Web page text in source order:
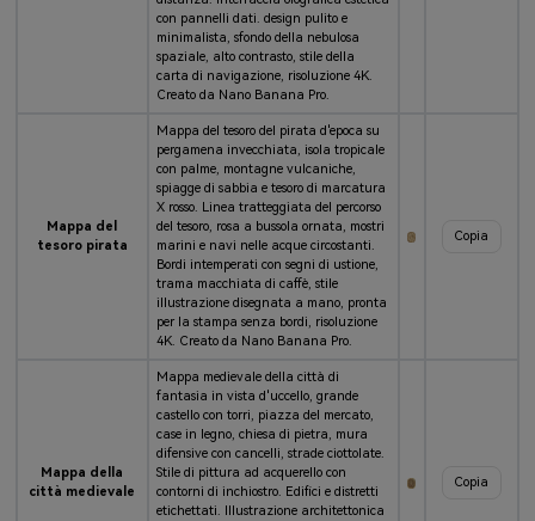
con pannelli dati. design pulito e
minimalista, sfondo della nebulosa
spaziale, alto contrasto, stile della
carta di navigazione, risoluzione 4K.
Creato da Nano Banana Pro.
Mappa del
tesoro pirata
Mappa del tesoro del pirata d'epoca su
pergamena invecchiata, isola tropicale
con palme, montagne vulcaniche,
spiagge di sabbia e tesoro di marcatura
X rosso. Linea tratteggiata del percorso
del tesoro, rosa a bussola ornata, mostri
marini e navi nelle acque circostanti.
Bordi intemperati con segni di ustione,
trama macchiata di caffè, stile
illustrazione disegnata a mano, pronta
per la stampa senza bordi, risoluzione
4K. Creato da Nano Banana Pro.
Copia
Mappa della
città medievale
Mappa medievale della città di
fantasia in vista d'uccello, grande
castello con torri, piazza del mercato,
case in legno, chiesa di pietra, mura
difensive con cancelli, strade ciottolate.
Stile di pittura ad acquerello con
contorni di inchiostro. Edifici e distretti
etichettati. Illustrazione architettonica
Copia